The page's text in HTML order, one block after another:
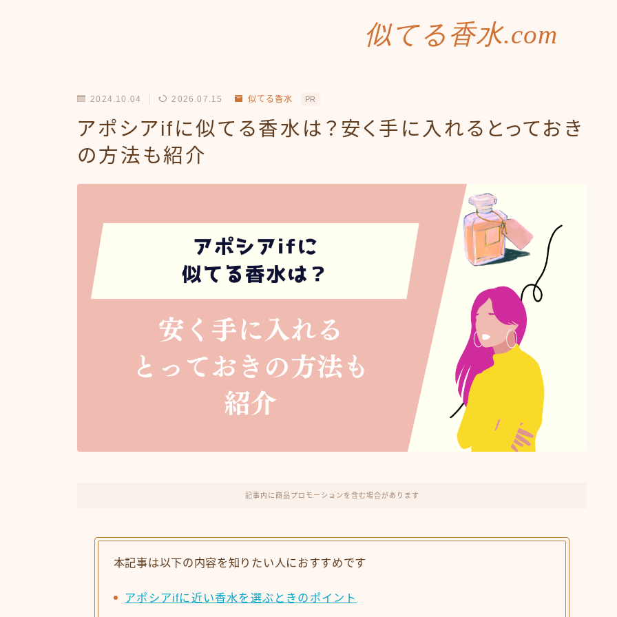
似てる香水.com
2024.10.04 2026.07.15 似てる香水 PR
アポシアifに似てる香水は？安く手に入れるとっておき
の方法も紹介
記事内に商品プロモーションを含む場合があります
本記事は以下の内容を知りたい人におすすめです
アポシアifに近い香水を選ぶときのポイント